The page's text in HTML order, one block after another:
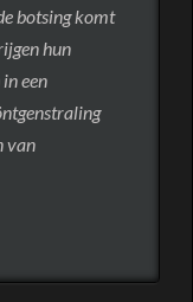
botsing komt
hun
een
van